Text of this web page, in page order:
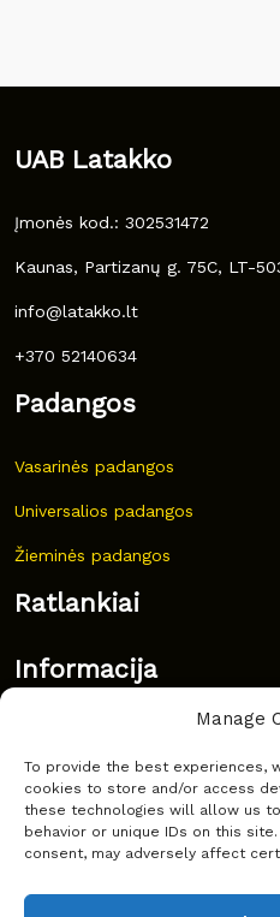
Manage
To provide the best experiences,
cookies to store and/or access
these technologies will allow us
behavior or unique IDs on this
consent, may adversely affect
UAB Latakko
Įmonės kod.: 302531472
Kaunas, Partizanų g. 75C, LT-
info@latakko.lt
+370 52140634
Padangos
Vasarinės padangos
Universalios padangos
Žieminės padangos
Ratlankiai
Informacija
Dažnai užduodami klausimai
Kur nusipirkti?
Privatumas